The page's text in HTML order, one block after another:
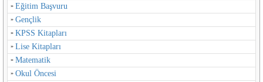
Eğitim Başvuru
Gençlik
KPSS Kitapları
Lise Kitapları
Matematik
Okul Öncesi